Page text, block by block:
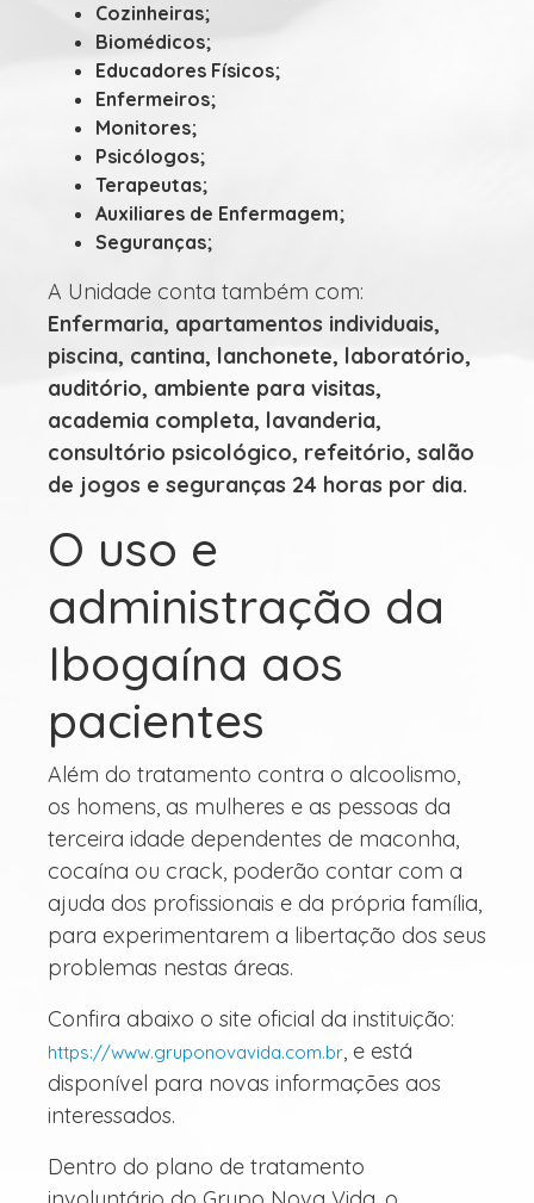
Cozinheiras;
Biomédicos;
Educadores Físicos;
Enfermeiros;
Monitores;
Psicólogos;
Terapeutas;
Auxiliares de Enfermagem;
Seguranças;
A Unidade conta também com:
Enfermaria, apartamentos individuais,
piscina, cantina, lanchonete, laboratório,
auditório, ambiente para visitas,
academia completa, lavanderia,
consultório psicológico, refeitório, salão
de jogos e seguranças 24 horas por dia.
O uso e
administração da
Ibogaína aos
pacientes
Além do tratamento contra o alcoolismo,
os homens, as mulheres e as pessoas da
terceira idade dependentes de maconha,
cocaína ou crack, poderão contar com a
ajuda dos profissionais e da própria família,
para experimentarem a libertação dos seus
problemas nestas áreas.
Confira abaixo o site oficial da instituição:
https://www.gruponovavida.com.br, e está
disponível para novas informações aos
interessados.
Dentro do plano de tratamento